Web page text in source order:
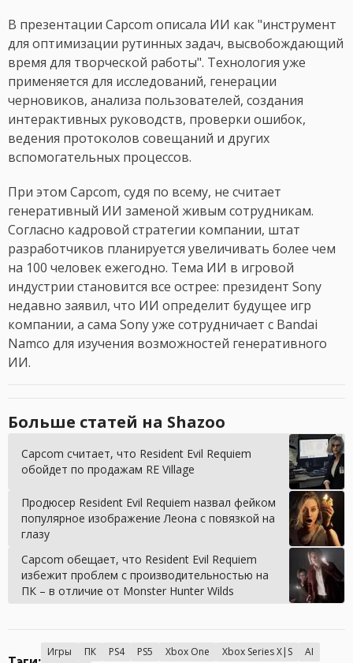
В презентации Capcom описала ИИ как "инструмент
для оптимизации рутинных задач, высвобождающий
время для творческой работы". Технология уже
применяется для исследований, генерации
черновиков, анализа пользователей, создания
интерактивных руководств, проверки ошибок,
ведения протоколов совещаний и других
вспомогательных процессов.
При этом Capcom, судя по всему, не считает
генеративный ИИ заменой живым сотрудникам.
Согласно кадровой стратегии компании, штат
разработчиков планируется увеличивать более чем
на 100 человек ежегодно. Тема ИИ в игровой
индустрии становится все острее: президент Sony
недавно заявил, что ИИ определит будущее игр
компании, а сама Sony уже сотрудничает с Bandai
Namco для изучения возможностей генеративного
ИИ.
Больше статей на Shazoo
Capcom считает, что Resident Evil Requiem
обойдет по продажам RE Village
Продюсер Resident Evil Requiem назвал фейком
популярное изображение Леона с повязкой на
глазу
Capcom обещает, что Resident Evil Requiem
избежит проблем с производительностью на
ПК – в отличие от Monster Hunter Wilds
Игры ПК PS4 PS5 Xbox One Xbox Series X|S AI